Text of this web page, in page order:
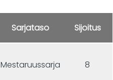
Sarjataso Sijoitus
Mestaruussarja 8